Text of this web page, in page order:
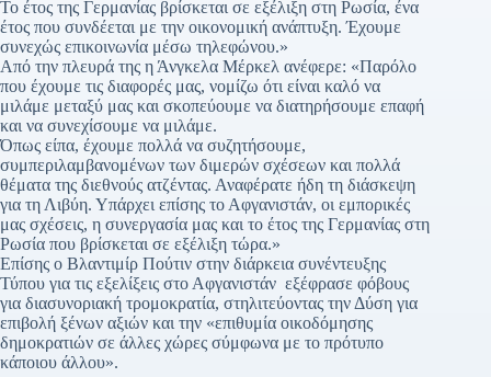
Το έτος της Γερμανίας βρίσκεται σε εξέλιξη στη Ρωσία, ένα
έτος που συνδέεται με την οικονομική ανάπτυξη. Έχουμε
συνεχώς επικοινωνία μέσω τηλεφώνου.»
Από την πλευρά της η Άνγκελα Μέρκελ ανέφερε: «Παρόλο
που έχουμε τις διαφορές μας, νομίζω ότι είναι καλό να
μιλάμε μεταξύ μας και σκοπεύουμε να διατηρήσουμε επαφή
και να συνεχίσουμε να μιλάμε.
Όπως είπα, έχουμε πολλά να συζητήσουμε,
συμπεριλαμβανομένων των διμερών σχέσεων και πολλά
θέματα της διεθνούς ατζέντας. Αναφέρατε ήδη τη διάσκεψη
για τη Λιβύη. Υπάρχει επίσης το Αφγανιστάν, οι εμπορικές
μας σχέσεις, η συνεργασία μας και το έτος της Γερμανίας στη
Ρωσία που βρίσκεται σε εξέλιξη τώρα.»
Επίσης ο Βλαντιμίρ Πούτιν στην διάρκεια συνέντευξης
Τύπου για τις εξελίξεις στο Αφγανιστάν εξέφρασε φόβους
για διασυνοριακή τρομοκρατία, στηλιτεύοντας την Δύση για
επιβολή ξένων αξιών και την «επιθυμία οικοδόμησης
δημοκρατιών σε άλλες χώρες σύμφωνα με το πρότυπο
κάποιου άλλου».